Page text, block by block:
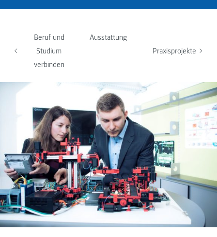
Beruf und
Studium
verbinden
Ausstattung
Praxisprojekte